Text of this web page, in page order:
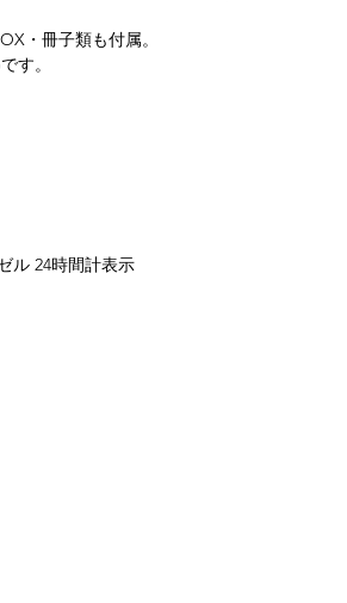
・冊子類も付属。
す。
ル 24時間計表示